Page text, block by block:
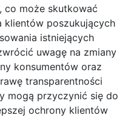
co może skutkować
poszukujących
istniejących
uwagę na zmiany
konsumentów oraz
transparentności
mogą przyczynić się do
ochrony klientów